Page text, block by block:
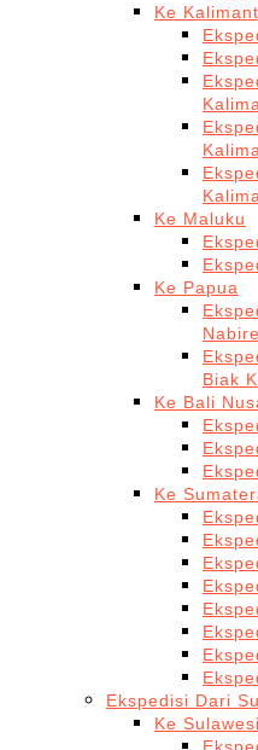
Ke
Ke Maluku
Ke Papua
Biak
Ke Bali
Ke
Ekspedisi Dari
Ke Sulawesi